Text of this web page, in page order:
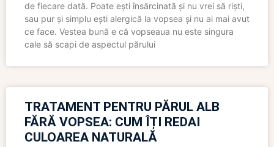
de fiecare dată. Poate ești însărcinată și nu vrei să riști,
sau pur și simplu ești alergică la vopsea și nu ai mai avut
ce face. Vestea bună e că vopseaua nu este singura
cale să scapi de aspectul părului
TRATAMENT PENTRU PĂRUL ALB
FĂRĂ VOPSEA: CUM ÎȚI REDAI
CULOAREA NATURALĂ